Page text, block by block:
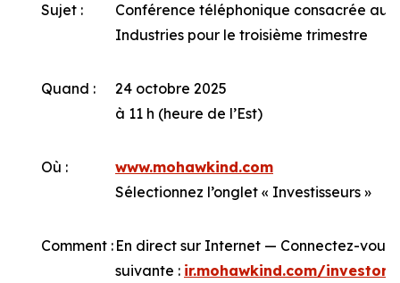
Sujet :
Conférence téléphonique consacrée
Industries pour le troisième trimestre
Quand :
24 octobre 2025
à 11 h (heure de l’Est)
Où :
www.mohawkind.com
Sélectionnez l’onglet « Investisseurs »
Comment : En direct sur Internet — Connectez-vous
suivante : ir.mohawkind.com/investor-